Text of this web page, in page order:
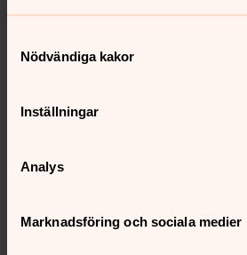
Nödvändiga kakor
Inställningar
Analys
Marknadsföring och sociala medier
Kontaktperson